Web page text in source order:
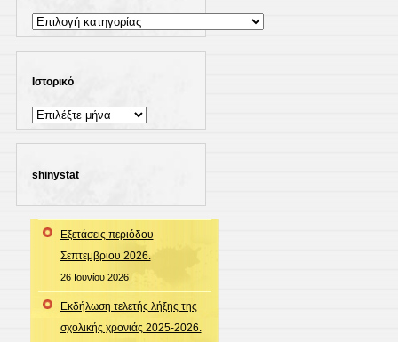
Kατηγορίες
Ιστορικό
Ιστορικό
shinystat
Εξετάσεις περιόδου
Σεπτεμβρίου 2026.
26 Ιουνίου 2026
Εκδήλωση τελετής λήξης της
σχολικής χρονιάς 2025-2026.